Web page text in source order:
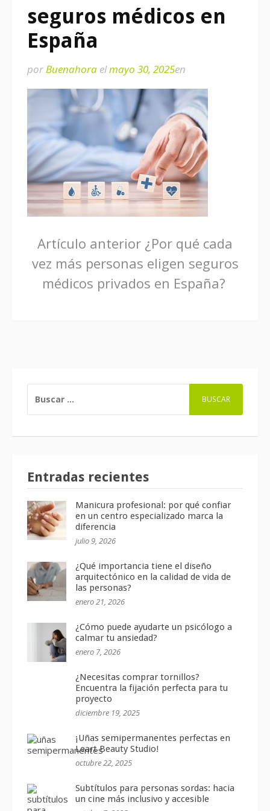
seguros médicos en
España
porBuenahora elmayo 30, 2025en
Seguir
leyendo
Artículo anterior ¿Por qué cada
vez más personas eligen seguros
médicos privados en España?
Entradas recientes
Manicura profesional: por qué confiar
en un centro especializado marca la
diferencia
julio 9, 2026
¿Qué importancia tiene el diseño
arquitectónico en la calidad de vida de
las personas?
enero 21, 2026
¿Cómo puede ayudarte un psicólogo a
calmar tu ansiedad?
enero 7, 2026
¿Necesitas comprar tornillos?
Encuentra la fijación perfecta para tu
proyecto
diciembre 19, 2025
¡Uñas semipermanentes perfectas en
Leart Beauty Studio!
octubre 22, 2025
Subtítulos para personas sordas: hacia
un cine más inclusivo y accesible